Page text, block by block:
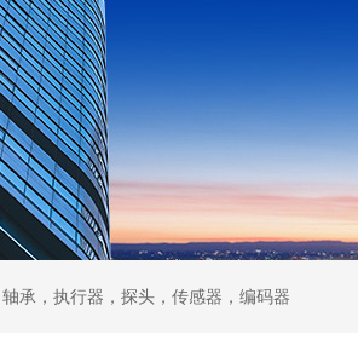
承，执行器，探头，传感器，编码器